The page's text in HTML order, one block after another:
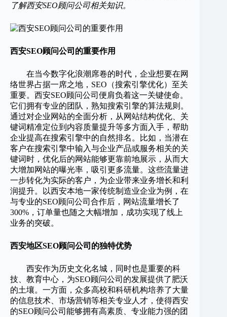
了解西安SEO顾问公司相关知识。
西安SEO顾问公司的重要作用
在当今数字化浪潮席卷的时代，企业想要在网
络世界占据一席之地，SEO（搜索引擎优化）至关
重要。西安SEO顾问公司便肩负着这一关键使命。
它们拥有专业的团队，熟知搜索引擎的算法规则。
通过对企业网站的全面分析，从网站结构优化、关
键词精准定位到内容质量提升等多方面入手，帮助
企业提高在搜索引擎中的自然排名。比如，当潜在
客户在搜索引擎中输入与企业产品或服务相关的关
键词时，优化后的网站能够更靠前地展示，从而大
大增加网站的曝光率，吸引更多流量。这些流量进
一步转化为实际的客户，为企业带来业务增长和利
润提升。以西安本地一家传统制造业企业为例，在
与专业的SEO顾问公司合作后，网站流量增长了
300%，订单量也随之大幅增加，成功实现了线上
业务的突破。
西安地区SEO顾问公司的独特优势
西安作为历史文化名城，同时也是重要的科
技、教育中心，为SEO顾问公司的发展提供了肥沃
的土壤。一方面，众多高校和科研机构培养了大量
的信息技术、市场营销等相关专业人才，使得西安
的SEO顾问公司能够拥有高素质、专业能力强的团